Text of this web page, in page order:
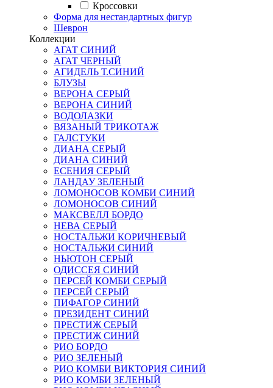
Кроссовки
Форма для нестандартных фигур
Шеврон
Коллекции
АГАТ СИНИЙ
АГАТ ЧЕРНЫЙ
АГИДЕЛЬ Т.СИНИЙ
БЛУЗЫ
ВЕРОНА СЕРЫЙ
ВЕРОНА СИНИЙ
ВОДОЛАЗКИ
ВЯЗАНЫЙ ТРИКОТАЖ
ГАЛСТУКИ
ДИАНА СЕРЫЙ
ДИАНА СИНИЙ
ЕСЕНИЯ СЕРЫЙ
ЛАНДАУ ЗЕЛЕНЫЙ
ЛОМОНОСОВ КОМБИ СИНИЙ
ЛОМОНОСОВ СИНИЙ
МАКСВЕЛЛ БОРДО
НЕВА СЕРЫЙ
НОСТАЛЬЖИ КОРИЧНЕВЫЙ
НОСТАЛЬЖИ СИНИЙ
НЬЮТОН СЕРЫЙ
ОДИССЕЯ СИНИЙ
ПЕРСЕЙ КОМБИ СЕРЫЙ
ПЕРСЕЙ СЕРЫЙ
ПИФАГОР СИНИЙ
ПРЕЗИДЕНТ СИНИЙ
ПРЕСТИЖ СЕРЫЙ
ПРЕСТИЖ СИНИЙ
РИО БОРДО
РИО ЗЕЛЕНЫЙ
РИО КОМБИ ВИКТОРИЯ СИНИЙ
РИО КОМБИ ЗЕЛЕНЫЙ